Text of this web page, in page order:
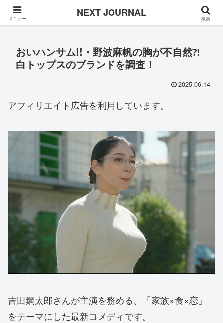
Once in a while
おいハンサム!!・野波麻帆の胸が不自然⁈
白トップスのブランドを調査！
2025.06.14
アフィリエイト広告を利用しています。
吉田鋼太郎さんが主演を務める、「家族×食×恋」
をテーマにした最新コメディです。
メニュー NEXT JOURNAL 検索